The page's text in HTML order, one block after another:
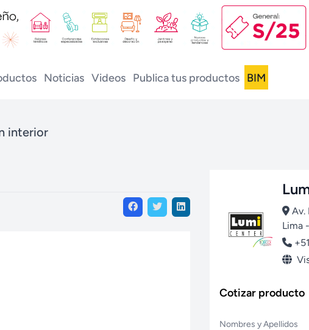
Noticias Videos Publica tus productos BIM
interior
Av.
Lima
Cotizar producto
Nombres y Apellidos